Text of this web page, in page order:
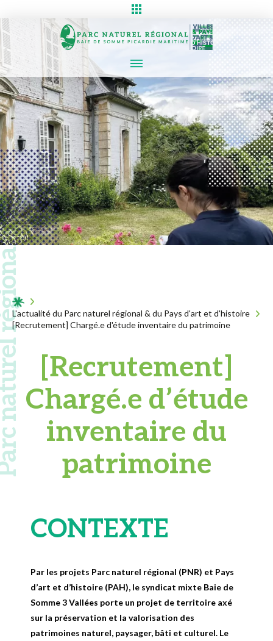
régional
Acceuil
L'actualité du Parc naturel régional & du Pays d'art et d'histoire
[Recrutement] Chargé.e d'étude inventaire du patrimoine
[Recrutement]
Chargé.e d’étude
inventaire du
patrimoine
CONTEXTE
Par les projets Parc naturel régional (PNR) et Pays
d’art et d’histoire (PAH), le syndicat mixte Baie de
Somme 3 Vallées porte un projet de territoire axé
sur la préservation et la valorisation des
patrimoines naturel, paysager, bâti et culturel. Le